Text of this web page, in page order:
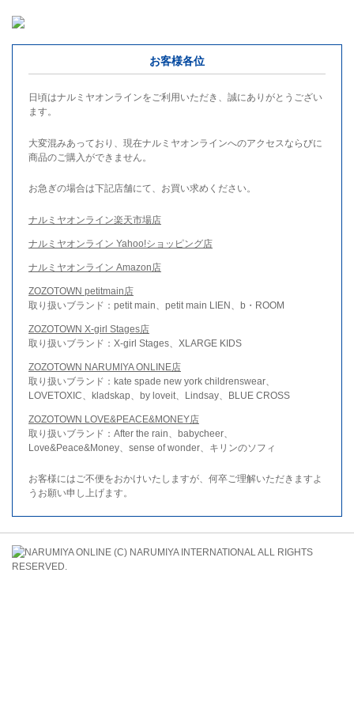
お客様各位
日頃はナルミヤオンラインをご利用いただき、誠にありがとうござい
ます。
大変混みあっており、現在ナルミヤオンラインへのアクセスならびに
商品のご購入ができません。
お急ぎの場合は下記店舗にて、お買い求めください。
ナルミヤオンライン楽天市場店
ナルミヤオンライン Yahoo!ショッピング店
ナルミヤオンライン Amazon店
ZOZOTOWN petitmain店
取り扱いブランド：petit main、petit main LIEN、b・ROOM
ZOZOTOWN X-girl Stages店
取り扱いブランド：X-girl Stages、XLARGE KIDS
ZOZOTOWN NARUMIYA ONLINE店
取り扱いブランド：kate spade new york childrenswear、
LOVETOXIC、kladskap、by loveit、Lindsay、BLUE CROSS
ZOZOTOWN LOVE&PEACE&MONEY店
取り扱いブランド：After the rain、babycheer、
Love&Peace&Money、sense of wonder、キリンのソフィ
お客様にはご不便をおかけいたしますが、何卒ご理解いただきますよ
うお願い申し上げます。